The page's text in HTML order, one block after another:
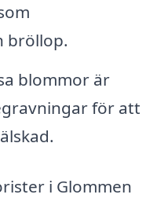
bröllop.
blommor är
för att
i Glommen